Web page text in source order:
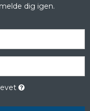
dig igen.